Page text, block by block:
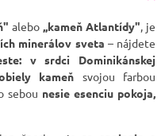
alebo ,,kameň Atlantídy", je
minerálov sveta – nájdete
v srdci Dominikánskej
kameň svojou farbou
sebou nesie esenciu pokoja,